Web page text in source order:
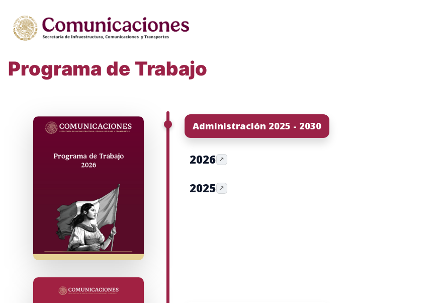
Programa de Trabajo
Administración 2025 - 2030
2026 ↗
2025 ↗